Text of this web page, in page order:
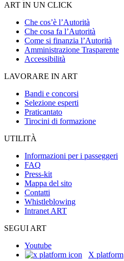
ART IN UN CLICK
Che cos’è l’Autorità
Che cosa fa l’Autorità
Come si finanzia l’Autorità
Amministrazione Trasparente
Accessibilità
LAVORARE IN ART
Bandi e concorsi
Selezione esperti
Praticantato
Tirocini di formazione
UTILITÀ
Informazioni per i passeggeri
FAQ
Press-kit
Mappa del sito
Contatti
Whistleblowing
Intranet ART
SEGUI ART
Youtube
X platform